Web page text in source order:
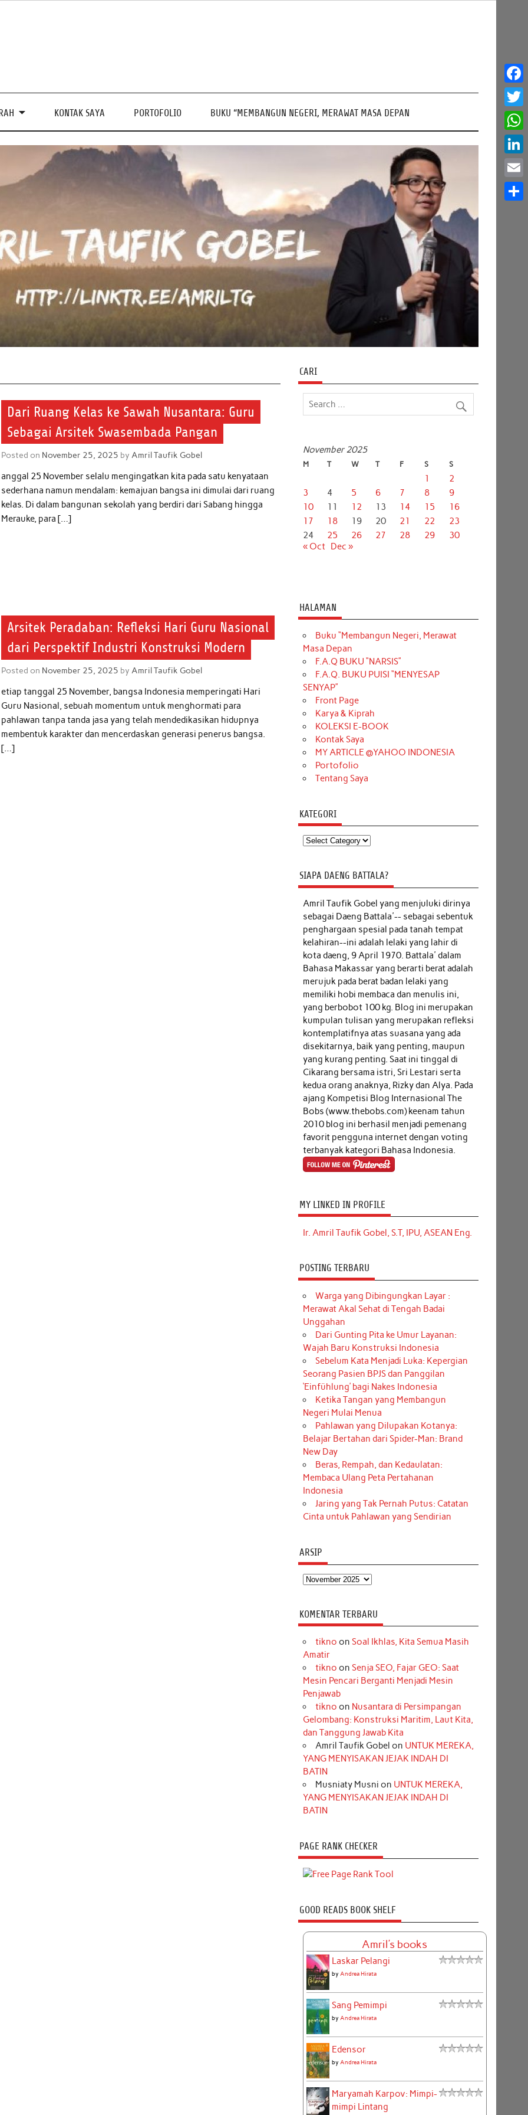
KONTAK SAYA PORTOFOLIO BUKU “MEMBANGUN NEGERI, MERAWAT MASA DEPAN
Dari Ruang Kelas ke Sawah Nusantara: Guru
Sebagai Arsitek Swasembada Pangan
Posted on November 25, 2025 byAmril Taufik Gobel
anggal 25 November selalu mengingatkan kita pada satu kenyataan
sederhana namun mendalam: kemajuan bangsa ini dimulai dari ruang
kelas. Di dalam bangunan sekolah yang berdiri dari Sabang hingga
Merauke, para […]
Arsitek Peradaban: Refleksi Hari Guru Nasional
dari Perspektif Industri Konstruksi Modern
Posted on November 25, 2025 byAmril Taufik Gobel
etiap tanggal 25 November, bangsa Indonesia memperingati Hari
Guru Nasional, sebuah momentum untuk menghormati para
pahlawan tanpa tanda jasa yang telah mendedikasikan hidupnya
membentuk karakter dan mencerdaskan generasi penerus bangsa.
[…]
CARI
November 2025
M T W T F S S
1
2
3
4 5 6 7 8
9
10
11 12 13 14 15
16
17
18 19 20 21 22
23
24
25 26 27 28 29
30
« Oct Dec »
HALAMAN
Buku “Membangun Negeri, Merawat
Masa Depan
F.A.Q BUKU “NARSIS”
F.A.Q. BUKU PUISI “MENYESAP
SENYAP”
Front Page
Karya & Kiprah
KOLEKSI E-BOOK
Kontak Saya
MY ARTICLE @YAHOO INDONESIA
Portofolio
Tentang Saya
KATEGORI
Kategori
SIAPA DAENG BATTALA?
Amril Taufik Gobel yang menjuluki dirinya
sebagai Daeng Battala'-- sebagai sebentuk
penghargaan spesial pada tanah tempat
kelahiran--ini adalah lelaki yang lahir di
kota daeng, 9 April 1970. Battala' dalam
Bahasa Makassar yang berarti berat adalah
merujuk pada berat badan lelaki yang
memiliki hobi membaca dan menulis ini,
yang berbobot 100 kg. Blog ini merupakan
kumpulan tulisan yang merupakan refleksi
kontemplatifnya atas suasana yang ada
disekitarnya, baik yang penting, maupun
yang kurang penting. Saat ini tinggal di
Cikarang bersama istri, Sri Lestari serta
kedua orang anaknya, Rizky dan Alya. Pada
ajang Kompetisi Blog Internasional The
Bobs (www.thebobs.com) keenam tahun
2010 blog ini berhasil menjadi pemenang
favorit pengguna internet dengan voting
terbanyak kategori Bahasa Indonesia.
MY LINKED IN PROFILE
Ir. Amril Taufik Gobel, S.T, IPU, ASEAN Eng.
POSTING TERBARU
Warga yang Dibingungkan Layar :
Merawat Akal Sehat di Tengah Badai
Unggahan
Dari Gunting Pita ke Umur Layanan:
Wajah Baru Konstruksi Indonesia
Sebelum Kata Menjadi Luka: Kepergian
Seorang Pasien BPJS dan Panggilan
‘Einfühlung’ bagi Nakes Indonesia
Ketika Tangan yang Membangun
Negeri Mulai Menua
Pahlawan yang Dilupakan Kotanya:
Belajar Bertahan dari Spider-Man: Brand
New Day
Beras, Rempah, dan Kedaulatan:
Membaca Ulang Peta Pertahanan
Indonesia
Jaring yang Tak Pernah Putus: Catatan
Cinta untuk Pahlawan yang Sendirian
ARSIP
Arsip
KOMENTAR TERBARU
tikno on Soal Ikhlas, Kita Semua Masih
Amatir
tikno on Senja SEO, Fajar GEO: Saat
Mesin Pencari Berganti Menjadi Mesin
Penjawab
tikno on Nusantara di Persimpangan
Gelombang: Konstruksi Maritim, Laut Kita,
dan Tanggung Jawab Kita
Amril Taufik Gobel on UNTUK MEREKA,
YANG MENYISAKAN JEJAK INDAH DI
BATIN
Musniaty Musni on UNTUK MEREKA,
YANG MENYISAKAN JEJAK INDAH DI
BATIN
PAGE RANK CHECKER
GOOD READS BOOK SHELF
Amril's books
Laskar Pelangi
by Andrea Hirata
Sang Pemimpi
by Andrea Hirata
Edensor
by Andrea Hirata
Maryamah Karpov: Mimpi-
mimpi Lintang
Email